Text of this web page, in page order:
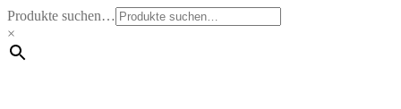
Produkte suchen…
×